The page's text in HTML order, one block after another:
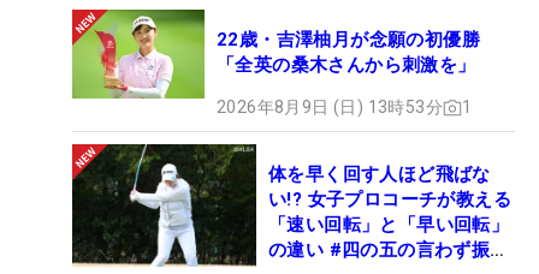
22歳・吉澤柚月が念願の初優勝
「全英の桑木さんから刺激を」
2026年8月9日 (日) 13時53分 1
体を早く回す人ほど飛ばな
い!? 女子プロコーチが教える
「速い回転」と「早い回転」
の違い #四の五の言わず振り